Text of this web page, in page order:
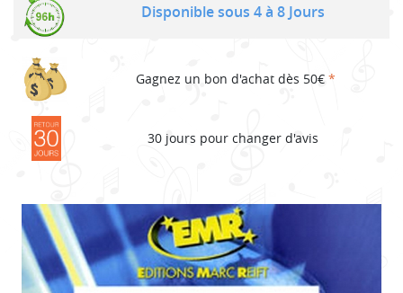
Disponible sous 4 à 8 Jours
Gagnez un bon d'achat dès 50€ *
30 jours pour changer d'avis